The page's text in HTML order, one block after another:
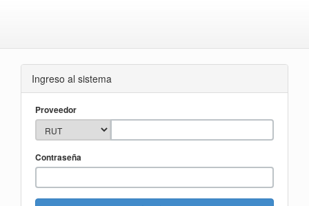
Ingreso al sistema
Proveedor
Contraseña